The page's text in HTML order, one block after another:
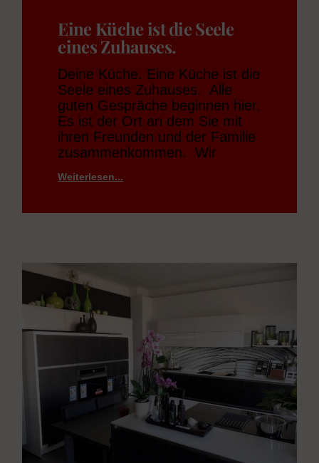
Eine Küche ist die Seele
eines Zuhauses.
Deine Küche. Eine Küche ist die
Seele eines Zuhauses. Alle
guten Gespräche beginnen hier.
Es ist der Ort an dem Sie mit
ihren Freunden und der Familie
zusammenkommen. Wir
Weiterlesen...